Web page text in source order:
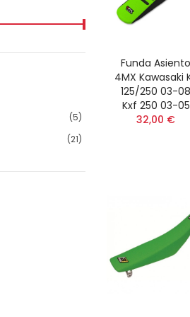
Funda Asiento
4MX Kawasaki
125/250 03-08
Kxf 250 03-05
32,00 €
(5)
(21)